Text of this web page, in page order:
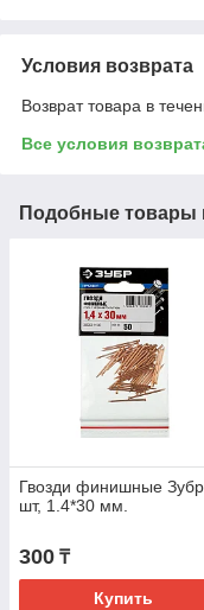
Условия возврата
Возврат товара в
Все условия
Подобные товары
Гвозди финишные
шт, 1.4*30 мм.
300 ₸
Купить